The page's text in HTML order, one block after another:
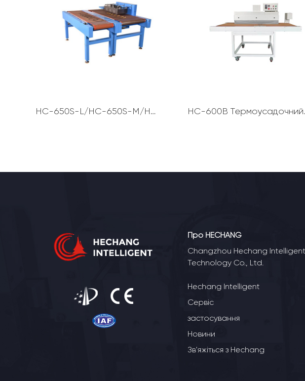
HC-650S-L/HC-650S-M/HC-S650S-H Термозбіжний трубчастий обігрівач - Одностороннє нагрівання HC-
Про HECHANG
Changzhou Hechang Intelligent
Technology Co., Ltd.
Hechang Intelligent
Сервіс
застосування
Новини
Зв'яжіться з Hechang